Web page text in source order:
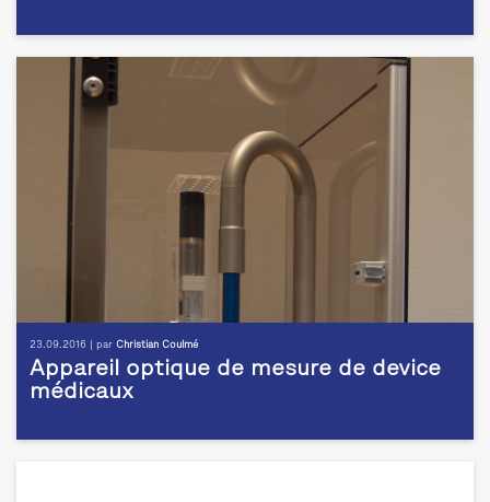
23.09.2016 | par Christian Coulmé
Appareil optique de mesure de device
médicaux